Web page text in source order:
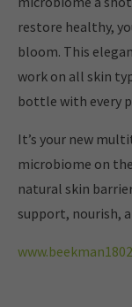
restore healthy,
bloom. This
work on all skin
bottle with every
It’s your new
microbiome on
natural skin
support, nourish,